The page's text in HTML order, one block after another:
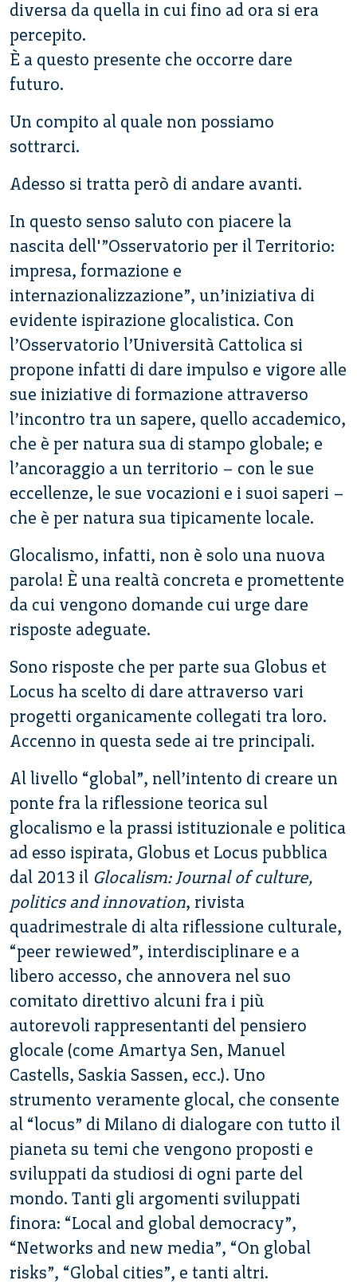
diversa da quella in cui fino ad ora si era
percepito.
È a questo presente che occorre dare
futuro.
Un compito al quale non possiamo
sottrarci.
Adesso si tratta però di andare avanti.
In questo senso saluto con piacere la
nascita dell'”Osservatorio per il Territorio:
impresa, formazione e
internazionalizzazione”, un’iniziativa di
evidente ispirazione glocalistica. Con
l’Osservatorio l’Università Cattolica si
propone infatti di dare impulso e vigore alle
sue iniziative di formazione attraverso
l’incontro tra un sapere, quello accademico,
che è per natura sua di stampo globale; e
l’ancoraggio a un territorio – con le sue
eccellenze, le sue vocazioni e i suoi saperi –
che è per natura sua tipicamente locale.
Glocalismo, infatti, non è solo una nuova
parola! È una realtà concreta e promettente
da cui vengono domande cui urge dare
risposte adeguate.
Sono risposte che per parte sua Globus et
Locus ha scelto di dare attraverso vari
progetti organicamente collegati tra loro.
Accenno in questa sede ai tre principali.
Al livello “global”, nell’intento di creare un
ponte fra la riflessione teorica sul
glocalismo e la prassi istituzionale e politica
ad esso ispirata, Globus et Locus pubblica
dal 2013 il Glocalism: Journal of culture,
politics and innovation, rivista
quadrimestrale di alta riflessione culturale,
“peer rewiewed”, interdisciplinare e a
libero accesso, che annovera nel suo
comitato direttivo alcuni fra i più
autorevoli rappresentanti del pensiero
glocale (come Amartya Sen, Manuel
Castells, Saskia Sassen, ecc.). Uno
strumento veramente glocal, che consente
al “locus” di Milano di dialogare con tutto il
pianeta su temi che vengono proposti e
sviluppati da studiosi di ogni parte del
mondo. Tanti gli argomenti sviluppati
finora: “Local and global democracy”,
“Networks and new media”, “On global
risks”, “Global cities”, e tanti altri.